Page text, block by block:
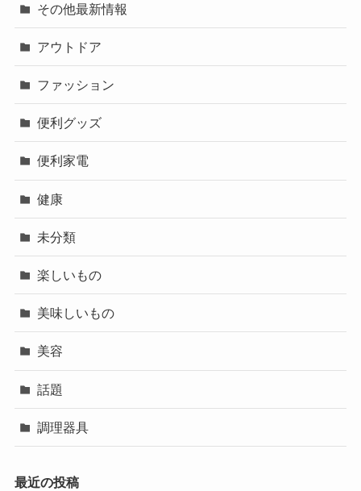
その他最新情報
アウトドア
ファッション
便利グッズ
便利家電
健康
未分類
楽しいもの
美味しいもの
美容
話題
調理器具
最近の投稿